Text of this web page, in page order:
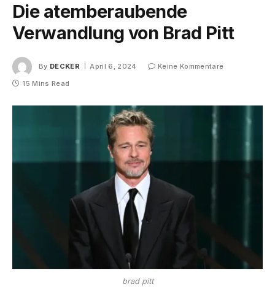
Die atemberaubende
Verwandlung von Brad Pitt
By DECKER April 6, 2024
Keine Kommentare
15 Mins Read
brad pitt